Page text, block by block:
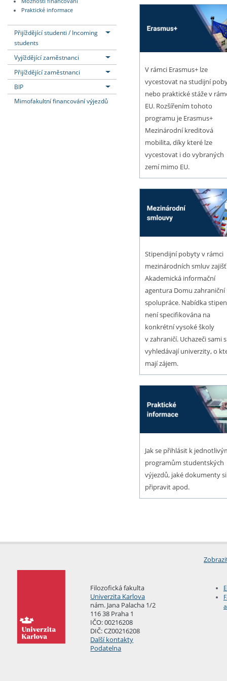
Praktické informace
Přijíždějící studenti / Incoming
students
Vyjíždějící zaměstnanci
Přijíždějící zaměstnanci
BIP
Mimofakultní financování výjezdů
V rámci Erasmus+ lze
vycestovat na studijní
nebo praktické stáže v
EU. Rozšířením tohoto
programu je Erasmus+
Mezinárodní kreditová
mobilita, díky které lze
vycestovat i do vybraných
zemí mimo EU.
Stipendijní pobyty v rámci
mezinárodních smluv
Akademická informační
agentura Domu zahraniční
spolupráce. Nabídka
není specifikována na
konkrétní vysoké školy
v zahraničí. Uchazeči sami
vyhledávají univerzity, o
mají zájem.
Jak se přihlásit k
programům studentských
výjezdů, jaké dokumenty si
připravit apod.
Filozofická fakulta
Univerzita Karlova
nám. Jana Palacha 1/2
116 38 Praha 1
IČO: 00216208
DIČ: CZ00216208
Další kontakty
Podatelna